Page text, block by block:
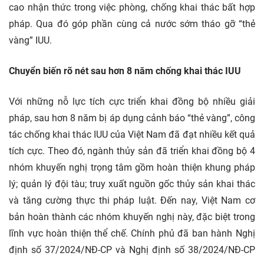
cao nhận thức trong việc phòng, chống khai thác bất hợp
pháp. Qua đó góp phần cùng cả nước sớm tháo gỡ “thẻ
vàng” IUU.
Chuyển biến rõ nét sau hơn 8 năm chống khai thác IUU
Với những nỗ lực tích cực triển khai đồng bộ nhiều giải
pháp, sau hơn 8 năm bị áp dụng cảnh báo “thẻ vàng”, công
tác chống khai thác IUU của Việt Nam đã đạt nhiều kết quả
tích cực. Theo đó, ngành thủy sản đã triển khai đồng bộ 4
nhóm khuyến nghị trọng tâm gồm hoàn thiện khung pháp
lý; quản lý đội tàu; truy xuất nguồn gốc thủy sản khai thác
và tăng cường thực thi pháp luật. Đến nay, Việt Nam cơ
bản hoàn thành các nhóm khuyến nghị này, đặc biệt trong
lĩnh vực hoàn thiện thể chế. Chính phủ đã ban hành Nghị
định số 37/2024/NĐ-CP và Nghị định số 38/2024/NĐ-CP